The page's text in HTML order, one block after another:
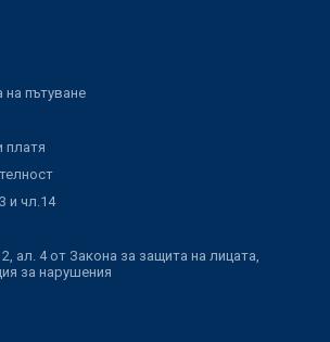
пътуване
платя
и чл.14
ал. 4 от Закона за защита на лицата,
за нарушения